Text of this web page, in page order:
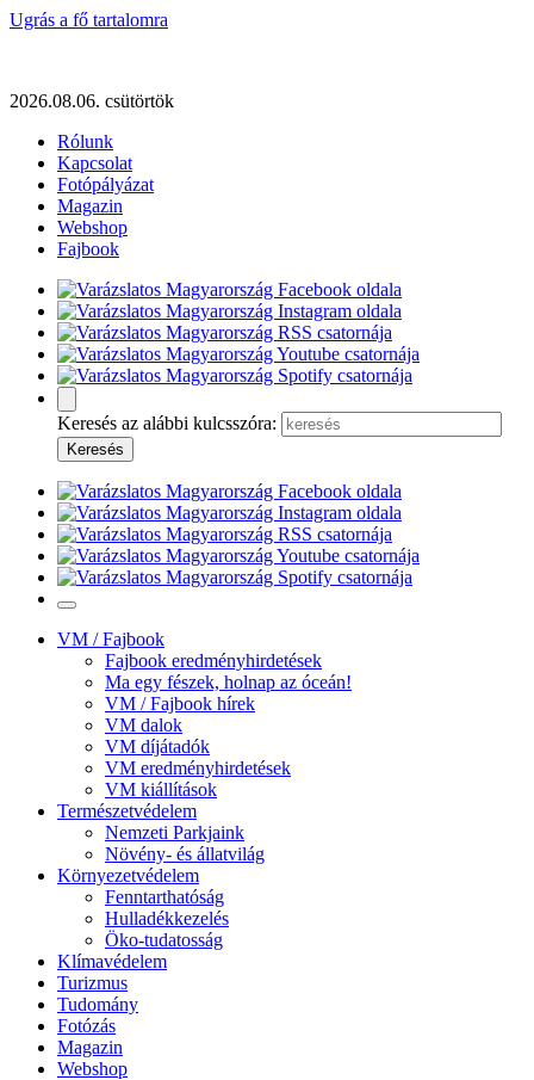
Ugrás a fő tartalomra
2026.08.06. csütörtök
Rólunk
Kapcsolat
Fotópályázat
Magazin
Webshop
Fajbook
Keresés az alábbi kulcsszóra:
VM / Fajbook
Fajbook eredményhirdetések
Ma egy fészek, holnap az óceán!
VM / Fajbook hírek
VM dalok
VM díjátadók
VM eredményhirdetések
VM kiállítások
Természetvédelem
Nemzeti Parkjaink
Növény- és állatvilág
Környezetvédelem
Fenntarthatóság
Hulladékkezelés
Öko-tudatosság
Klímavédelem
Turizmus
Tudomány
Fotózás
Magazin
Webshop